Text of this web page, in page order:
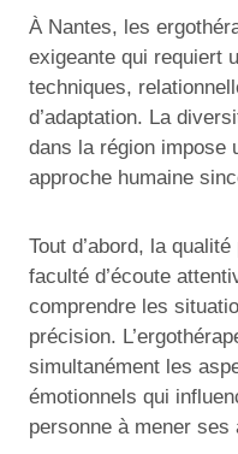
À Nantes, les
exigeante qui requiert
techniques,
d’adaptation. La
dans la région impose
approche humaine
Tout d’abord, la
faculté d’écoute
comprendre les
précision.
simultanément les
émotionnels qui
personne à mener